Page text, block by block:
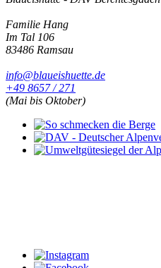
Familie Hang
Im Tal 106
83486 Ramsau
info@blaueishuette.de
+49 8657 / 271
(Mai bis Oktober)